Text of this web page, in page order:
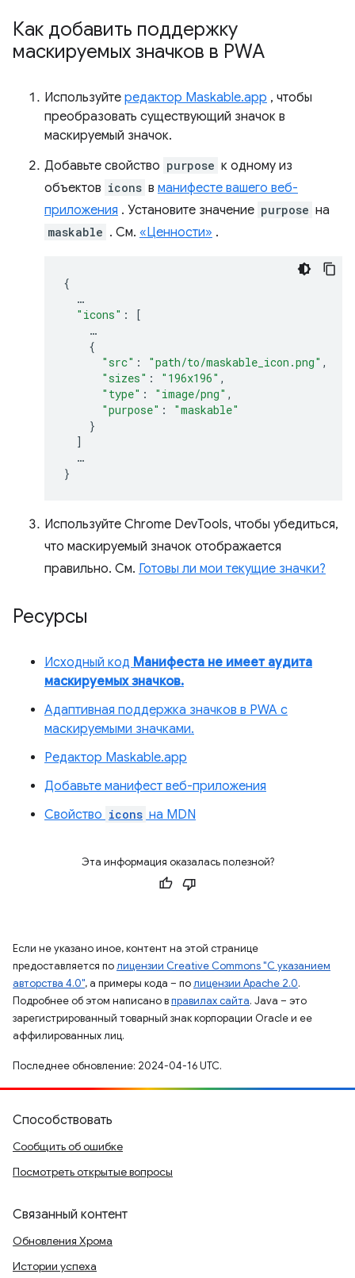
Как добавить поддержку
маскируемых значков в PWA
Используйте редактор Maskable.app , чтобы
преобразовать существующий значок в
маскируемый значок.
Добавьте свойство purpose к одному из
объектов icons в манифесте вашего веб-
приложения . Установите значение purpose на
maskable . См. «Ценности» .
{
…
"icons" :
[
…
{
"src" : "path/to/maskable_icon.png" ,
"sizes" : "196x196" ,
"type" : "image/png" ,
"purpose" :
"maskable"
}
]
…
}
Используйте Chrome DevTools, чтобы убедиться,
что маскируемый значок отображается
правильно. См. Готовы ли мои текущие значки?
Ресурсы
Исходный код Манифеста не имеет аудита
маскируемых значков.
Адаптивная поддержка значков в PWA с
маскируемыми значками.
Редактор Maskable.app
Добавьте манифест веб-приложения
Свойство icons на MDN
Эта информация оказалась полезной?
Если не указано иное, контент на этой странице
предоставляется полицензии Creative Commons "С указанием
авторства 4.0", а примеры кода – полицензии Apache 2.0.
Подробнее об этом написано вправилах сайта. Java – это
зарегистрированный товарный знак корпорации Oracle и ее
аффилированных лиц.
Последнее обновление: 2024-04-16 UTC.
Способствовать
Сообщить об ошибке
Посмотреть открытые вопросы
Связанный контент
Обновления Хрома
Истории успеха